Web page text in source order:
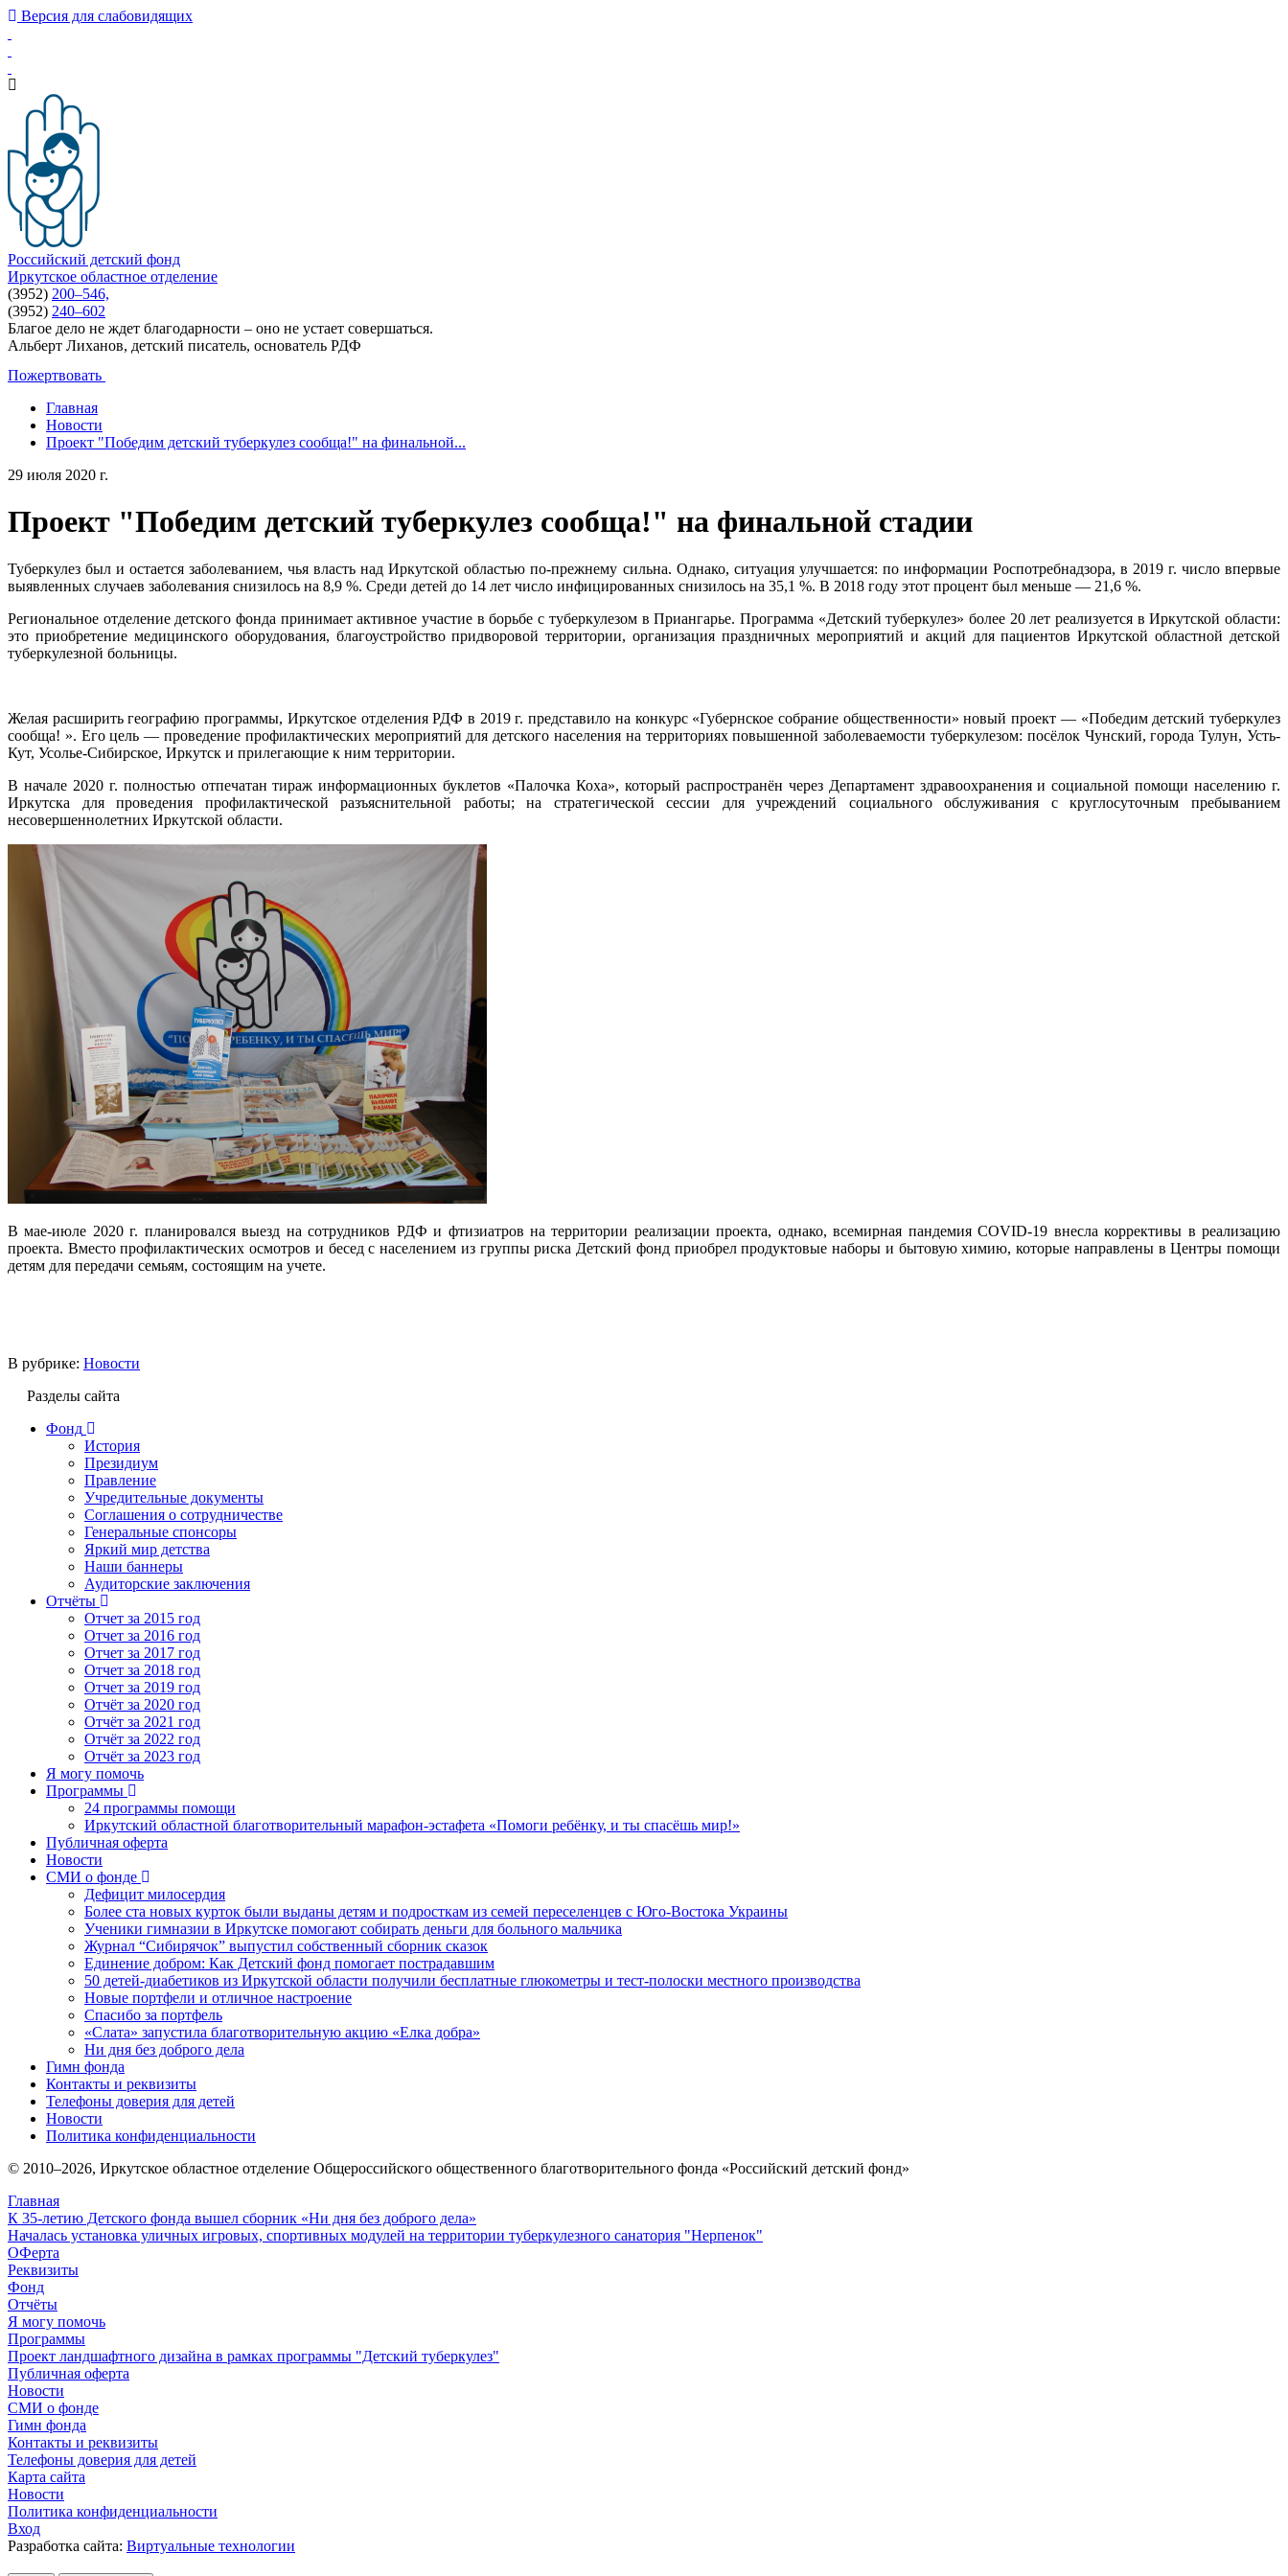
Версия для слабовидящих
Российский детский фонд
Иркутское областное отделение
(3952) 200–546,
(3952) 240–602
Благое дело не ждет благодарности – оно не устает совершаться.
Альберт Лиханов, детский писатель, основатель РДФ
Пожертвовать
Главная
Новости
Проект "Победим детский туберкулез сообща!" на финальной...
29 июля 2020 г.
Проект "Победим детский туберкулез сообща!" на финальной стадии
Туберкулез был и остается заболеванием, чья власть над Иркутской областью по-прежнему сильна. Однако, ситуация улучшается: по информации Роспотребнадзора, в 2019 г. число впервые
выявленных случаев заболевания снизилось на 8,9 %. Среди детей до 14 лет число инфицированных снизилось на 35,1 %. В 2018 году этот процент был меньше — 21,6 %.
Региональное отделение детского фонда принимает активное участие в борьбе с туберкулезом в Приангарье. Программа «Детский туберкулез» более 20 лет реализуется в Иркутской области:
это приобретение медицинского оборудования, благоустройство придворовой территории, организация праздничных мероприятий и акций для пациентов Иркутской областной детской
туберкулезной больницы.
Желая расширить географию программы, Иркутское отделения РДФ в 2019 г. представило на конкурс «Губернское собрание общественности» новый проект — «Победим детский туберкулез
сообща! ». Его цель — проведение профилактических мероприятий для детского населения на территориях повышенной заболеваемости туберкулезом: посёлок Чунский, города Тулун, Усть-
Кут, Усолье-Сибирское, Иркутск и прилегающие к ним территории.
В начале 2020 г. полностью отпечатан тираж информационных буклетов «Палочка Коха», который распространён через Департамент здравоохранения и социальной помощи населению г.
Иркутска для проведения профилактической разъяснительной работы; на стратегической сессии для учреждений социального обслуживания с круглосуточным пребыванием
несовершеннолетних Иркутской области.
В мае-июле 2020 г. планировался выезд на сотрудников РДФ и фтизиатров на территории реализации проекта, однако, всемирная пандемия COVID-19 внесла коррективы в реализацию
проекта. Вместо профилактических осмотров и бесед с населением из группы риска Детский фонд приобрел продуктовые наборы и бытовую химию, которые направлены в Центры помощи
детям для передачи семьям, состоящим на учете.
В рубрике: Новости
Разделы сайта
Фонд
История
Президиум
Правление
Учредительные документы
Соглашения о сотрудничестве
Генеральные спонсоры
Яркий мир детства
Наши баннеры
Аудиторские заключения
Отчёты
Отчет за 2015 год
Отчет за 2016 год
Отчет за 2017 год
Отчет за 2018 год
Отчет за 2019 год
Отчёт за 2020 год
Отчёт за 2021 год
Отчёт за 2022 год
Отчёт за 2023 год
Я могу помочь
Программы
24 программы помощи
Иркутский областной благотворительный марафон-эстафета «Помоги ребёнку, и ты спасёшь мир!»
Публичная оферта
Новости
СМИ о фонде
Дефицит милосердия
Более ста новых курток были выданы детям и подросткам из семей переселенцев с Юго-Востока Украины
Ученики гимназии в Иркутске помогают собирать деньги для больного мальчика
Журнал “Сибирячок” выпустил собственный сборник сказок
Единение добром: Как Детский фонд помогает пострадавшим
50 детей-диабетиков из Иркутской области получили бесплатные глюкометры и тест-полоски местного производства
Новые портфели и отличное настроение
Спасибо за портфель
«Слата» запустила благотворительную акцию «Елка добра»
Ни дня без доброго дела
Гимн фонда
Контакты и реквизиты
Телефоны доверия для детей
Новости
Политика конфиденциальности
© 2010–2026, Иркутское областное отделение Общероссийского общественного благотворительного фонда «Российский детский фонд»
Главная
К 35-летию Детского фонда вышел сборник «Ни дня без доброго дела»
Началась установка уличных игровых, спортивных модулей на территории туберкулезного санатория "Нерпенок"
ОФерта
Реквизиты
Фонд
Отчёты
Я могу помочь
Программы
Проект ландшафтного дизайна в рамках программы "Детский туберкулез"
Публичная оферта
Новости
СМИ о фонде
Гимн фонда
Контакты и реквизиты
Телефоны доверия для детей
Карта сайта
Новости
Политика конфиденциальности
Вход
Разработка сайта: Виртуальные технологии